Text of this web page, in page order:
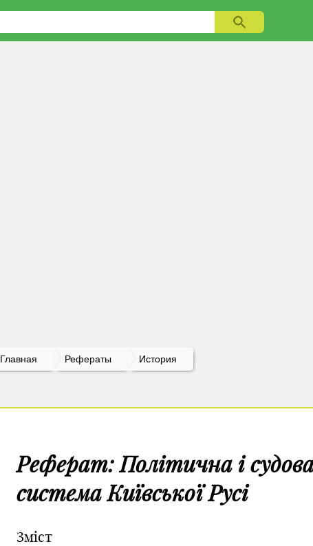
Главная Рефераты История
Реферат: Політична і
система Київської Русі
Зміст